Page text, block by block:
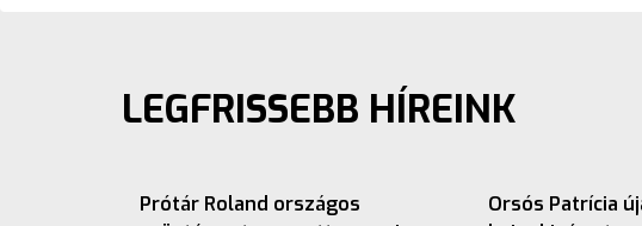
LEGFRISSEBB HÍREINK
Prótár Roland országos
Orsós Patrícia